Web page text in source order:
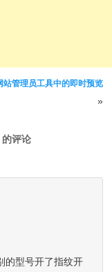
站管理员工具中的即时预览
»
的评论
的型号开了指纹开